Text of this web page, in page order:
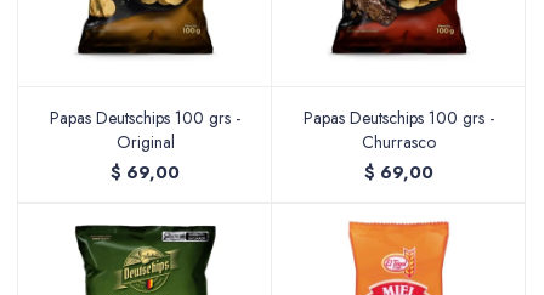
Papas Deutschips 100 grs -
Original
$ 69,00
Papas Deutschips 100 grs -
Churrasco
$ 69,00
Pinceles
Valijas y atriles
Accesorios de arte